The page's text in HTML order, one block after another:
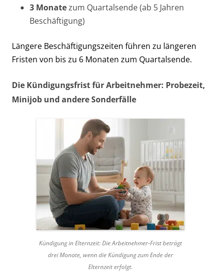
3 Monatezum Quartalsende (ab 5 Jahren
Beschäftigung)
Längere Beschäftigungszeiten führen zu längeren
Fristen von bis zu 6 Monaten zum Quartalsende.
Die Kündigungsfrist für Arbeitnehmer: Probezeit,
Minijob und andere Sonderfälle
Kündigung in Elternzeit: Die Arbeitnehmer-Frist beträgt
drei Monate, wenn die Kündigung zum Ende der
Elternzeit erfolgt.